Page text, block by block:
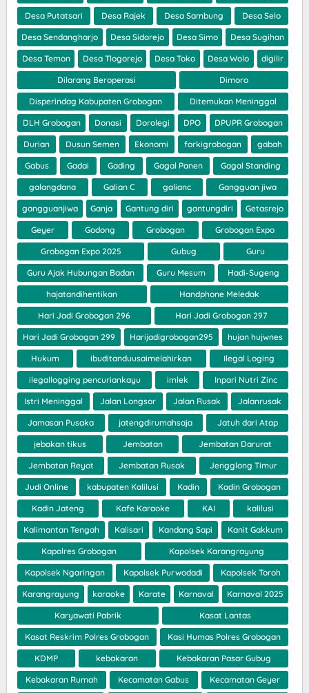
Desa Putatsari Desa Rajek Desa Sambung Desa Selo
Desa Sendangharjo Desa Sidorejo Desa Simo Desa Sugihan
Desa Temon Desa Tlogorejo Desa Toko Desa Wolo digilir
Dilarang Beroperasi Dimoro
Disperindag Kabupaten Grobogan Ditemukan Meninggal
DLH Grobogan Donasi Dorolegi DPO DPUPR Grobogan
Durian Dusun Semen Ekonomi forkigrobogan gabah
Gabus Gadai Gading Gagal Panen Gagal Standing
galangdana Galian C galianc Gangguan jiwa
gangguanjiwa Ganja Gantung diri gantungdiri Getasrejo
Geyer Godong Grobogan Grobogan Expo
Grobogan Expo 2025 Gubug Guru
Guru Ajak Hubungan Badan Guru Mesum Hadi-Sugeng
hajatandihentikan Handphone Meledak
Hari Jadi Grobogan 296 Hari Jadi Grobogan 297
Hari Jadi Grobogan 299 Harijadigrobogan295 hujan hujwnes
Hukum ibuditanduusaimelahirkan Ilegal Loging
ilegallogging pencuriankayu imlek Inpari Nutri Zinc
Istri Meninggal Jalan Longsor Jalan Rusak Jalanrusak
Jamasan Pusaka jatengdirumahsaja Jatuh dari Atap
jebakan tikus Jembatan Jembatan Darurat
Jembatan Reyot Jembatan Rusak Jengglong Timur
Judi Online kabupaten Kalilusi Kadin Kadin Grobogan
Kadin Jateng Kafe Karaoke KAI kalilusi
Kalimantan Tengah Kalisari Kandang Sapi Kanit Gakkum
Kapolres Grobogan Kapolsek Karangrayung
Kapolsek Ngaringan Kapolsek Purwodadi Kapolsek Toroh
Karangrayung karaoke Karate Karnaval Karnaval 2025
Karyawati Pabrik Kasat Lantas
Kasat Reskrim Polres Grobogan Kasi Humas Polres Grobogan
KDMP kebakaran Kebakaran Pasar Gubug
Kebakaran Rumah Kecamatan Gabus Kecamatan Geyer